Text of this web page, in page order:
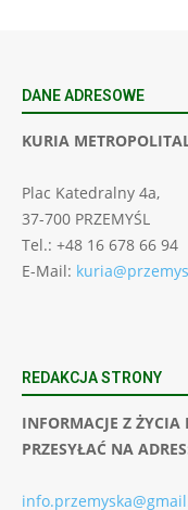
DANE ADRESOWE
KURIA
Plac Katedralny 4a,
37-700 PRZEMYŚL
Tel.: +48 16 678 66 94
E-Mail:
REDAKCJA STRONY
INFORMACJE Z
PRZESYŁAĆ NA